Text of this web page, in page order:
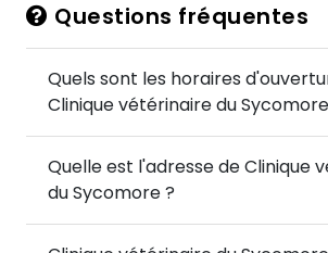
Questions fréquentes
Quels sont les horaires
Clinique vétérinaire du
Quelle est l'adresse de Clinique
du Sycomore ?